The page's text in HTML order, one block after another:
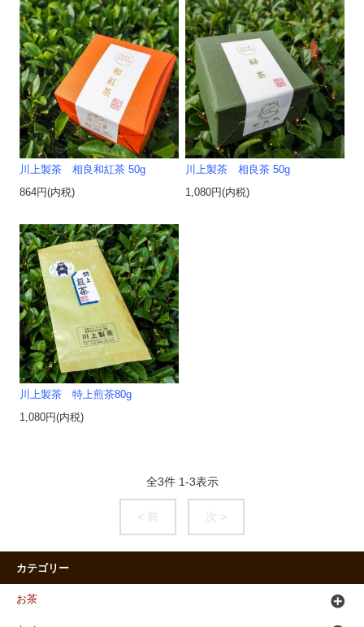
川上製茶 相良和紅茶 50g
864円(内税)
川上製茶 相良茶 50g
1,080円(内税)
川上製茶 特上煎茶80g
1,080円(内税)
全3件 1-3表示
< 前 次 >
カテゴリー
お茶